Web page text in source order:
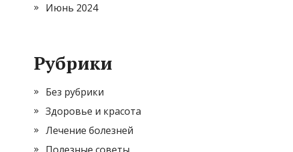
Июнь 2024
Рубрики
Без рубрики
Здоровье и красота
Лечение болезней